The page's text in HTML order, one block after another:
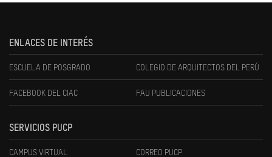
ENLACES DE INTERÉS
ESCUELA DE POSGRADO COLEGIO DE ARQUITECTOS DEL PERÚ
FACEBOOK DEL CIAC FAU PUBLICACIONES
SERVICIOS PUCP
CAMPUS VIRTUAL CORREO PUCP